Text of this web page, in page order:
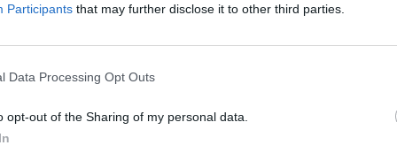
Participants that may further disclose it to other third parties.
Data Processing Opt Outs
opt-out of the Sharing of my personal data.